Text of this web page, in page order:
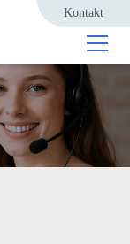
Kontakt